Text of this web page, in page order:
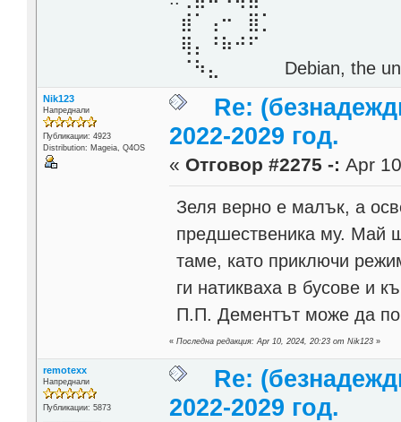
⣾⠁⢠⠒⠀⣿⡁
⢿⡄⠘⠷⠚⠋
⠈⠳⣄⠀⠀⠀⠀ Debian, the
Nik123
Напреднали
Публикации: 4923
Distribution: Mageia, Q4OS
Re:
2022-2029 год.
« Отговор #2275 -: Apr
Зеля верно е малък, а
предшественика му. Май
таме, като приключи
ги натикваха в бусове и
П.П. Дементът може да
«Последна редакция: Apr 10, 2024, 20:23 от Nik123 »
remotexx
Напреднали
Публикации: 5873
Re:
2022-2029 год.